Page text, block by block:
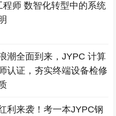
程师 数智化转型中的系统
潮全面到来，JYPC 计算
认证，夯实终端设备检修
利来袭！考一本JYPC钢